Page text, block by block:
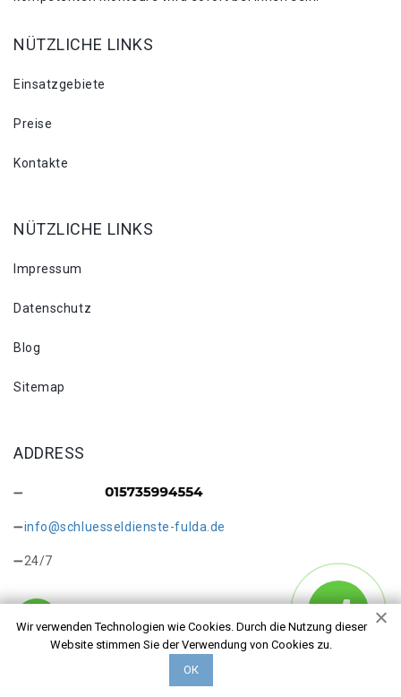
Wir verwenden Technologien wie Cookies. Durch die Nutzung dieser
Website stimmen Sie der Verwendung von Cookies zu.
ОК
NÜTZLICHE LINKS
Einsatzgebiete
Preise
Kontakte
NÜTZLICHE LINKS
Impressum
Datenschutz
Blog
Sitemap
ADDRESS
info@schluesseldienste-fulda.de
24/7
Copyright © 2026 Schlüsseldienst in Fulda Bronnzell. Alle